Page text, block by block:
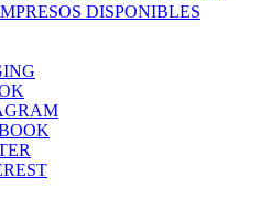
DISPONIBLES